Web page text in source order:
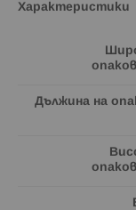
Характеристики
Дължина на